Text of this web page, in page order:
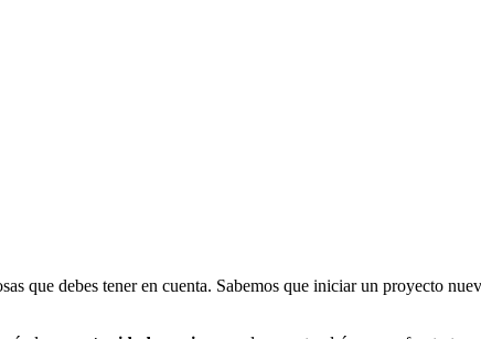
que debes tener en cuenta. Sabemos que iniciar un proyecto